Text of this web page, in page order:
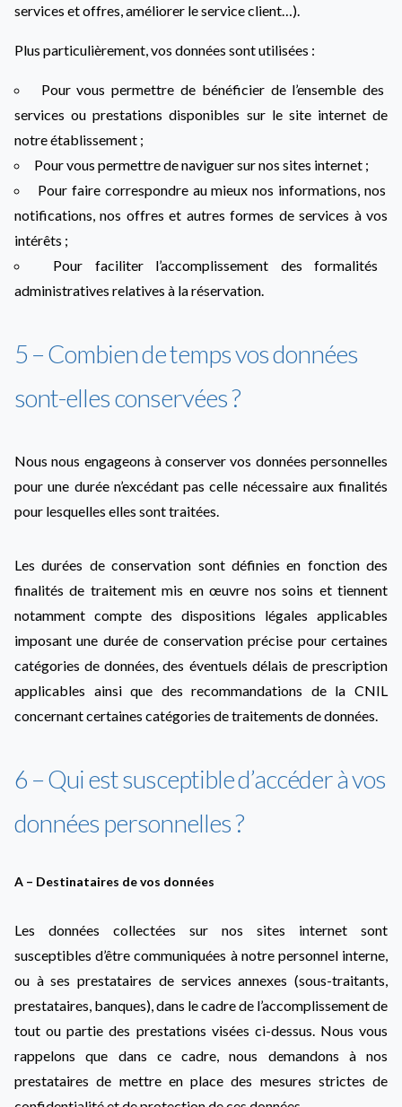
services et offres, améliorer le service client…).
Plus particulièrement, vos données sont utilisées :
Pour vous permettre de bénéficier de l’ensemble des
services ou prestations disponibles sur le site internet de
notre établissement ;
Pour vous permettre de naviguer sur nos sites internet ;
Pour faire correspondre au mieux nos informations, nos
notifications, nos offres et autres formes de services à vos
intérêts ;
Pour faciliter l’accomplissement des formalités
administratives relatives à la réservation.
5 – Combien de temps vos données
sont-elles conservées ?
Nous nous engageons à conserver vos données personnelles
pour une durée n’excédant pas celle nécessaire aux finalités
pour lesquelles elles sont traitées.
Les durées de conservation sont définies en fonction des
finalités de traitement mis en œuvre nos soins et tiennent
notamment compte des dispositions légales applicables
imposant une durée de conservation précise pour certaines
catégories de données, des éventuels délais de prescription
applicables ainsi que des recommandations de la CNIL
concernant certaines catégories de traitements de données.
6 – Qui est susceptible d’accéder à vos
données personnelles ?
A – Destinataires de vos données
Les données collectées sur nos sites internet sont
susceptibles d’être communiquées à notre personnel interne,
ou à ses prestataires de services annexes (sous-traitants,
prestataires, banques), dans le cadre de l’accomplissement de
tout ou partie des prestations visées ci-dessus. Nous vous
rappelons que dans ce cadre, nous demandons à nos
prestataires de mettre en place des mesures strictes de